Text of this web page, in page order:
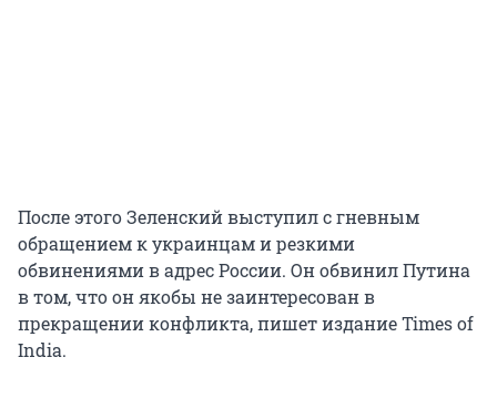
После этого Зеленский выступил с гневным
обращением к украинцам и резкими
обвинениями в адрес России. Он обвинил Путина
в том, что он якобы не заинтересован в
прекращении конфликта, пишет издание Times оf
India.